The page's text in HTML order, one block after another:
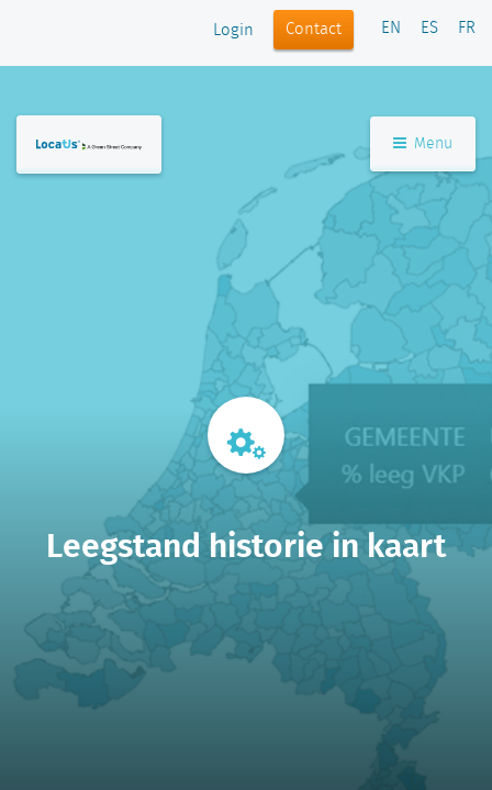
Login Contact EN ES FR
Menu
Leegstand historie in kaart